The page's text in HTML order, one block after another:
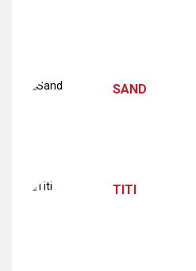
SAND
TITI